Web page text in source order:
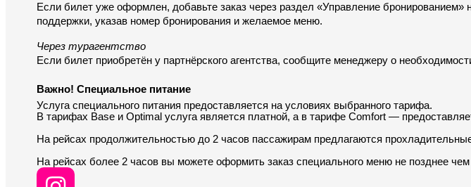
Если билет уже оформлен, добавьте заказ через раздел «Управление
поддержки, указав номер бронирования и желаемое меню.
Через турагентство
Если билет приобретён у партнёрского агентства, сообщите менеджеру о
Важно! Специальное питание
Услуга специального питания предоставляется на условиях выбранного тарифа.
В тарифах Base и Optimal услуга является платной, а в тарифе Comfort —
На рейсах продолжительностью до 2 часов пассажирам предлагаются
На рейсах более 2 часов вы можете оформить заказ специального меню не позднее